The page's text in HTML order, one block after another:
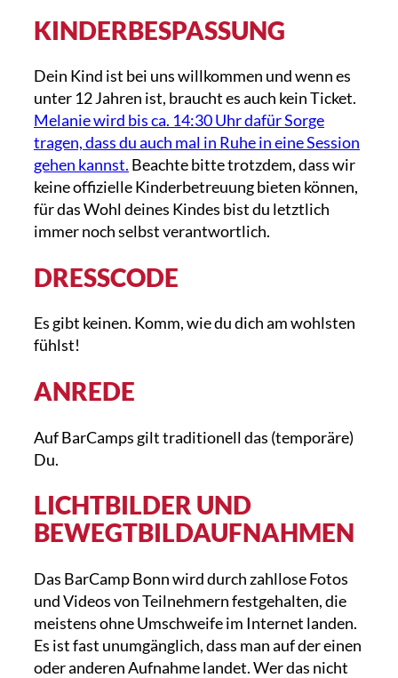
KINDERBESPASSUNG
Dein Kind ist bei uns willkommen und wenn es
unter 12 Jahren ist, braucht es auch kein Ticket.
Melanie wird bis ca. 14:30 Uhr dafür Sorge
tragen, dass du auch mal in Ruhe in eine Session
gehen kannst. Beachte bitte trotzdem, dass wir
keine offizielle Kinderbetreuung bieten können,
für das Wohl deines Kindes bist du letztlich
immer noch selbst verantwortlich.
DRESSCODE
Es gibt keinen. Komm, wie du dich am wohlsten
fühlst!
ANREDE
Auf BarCamps gilt traditionell das (temporäre)
Du.
LICHTBILDER UND
BEWEGTBILDAUFNAHMEN
Das BarCamp Bonn wird durch zahllose Fotos
und Videos von Teilnehmern festgehalten, die
meistens ohne Umschweife im Internet landen.
Es ist fast unumgänglich, dass man auf der einen
oder anderen Aufnahme landet. Wer das nicht